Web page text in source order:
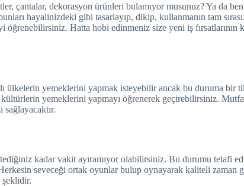
çantalar, dekorasyon ürünleri bulamıyor musunuz? Ya da
hayalinizdeki gibi tasarlayıp, dikip, kullanmanın tam
Hatta hobi edinmeniz size yeni iş fırsatlarının
ülkelerin yemeklerini yapmak isteyebilir ancak bu duruma bir
kültürlerin yemeklerini yapmayı öğrenerek geçirebilirsiniz.
kadar vakit ayıramıyor olabilirsiniz. Bu durumu telafi
seveceği ortak oyunlar bulup oynayarak kaliteli zaman